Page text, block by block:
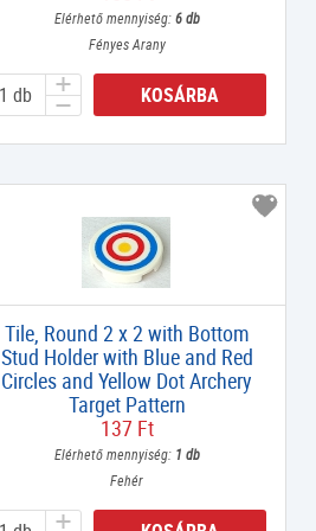
Elérhető mennyiség:6 db
Fényes Arany
KOSÁRBA
Tile, Round 2 x 2 with Bottom
Stud Holder with Blue and Red
Circles and Yellow Dot Archery
Target Pattern
137 Ft
Elérhető mennyiség: 1 db
Fehér